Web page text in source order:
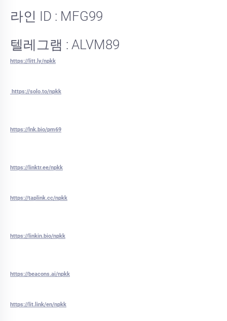
라인 ID : MFG99
텔레그램 : ALVM89
https://litt.ly/npkk
https://solo.to/npkk
https://lnk.bio/pm69
https://linktr.ee/npkk
https://taplink.cc/npkk
https://linkin.bio/npkk
https://beacons.ai/npkk
https://lit.link/en/npkk